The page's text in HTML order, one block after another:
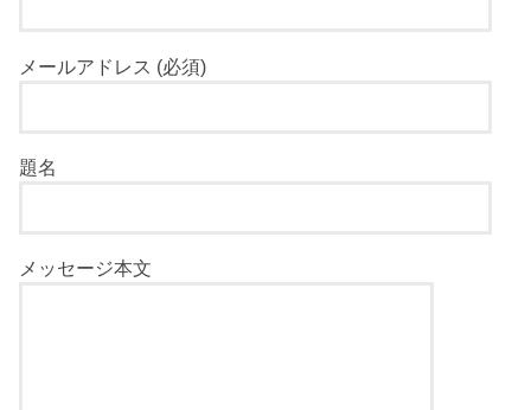
メールアドレス (必須)
題名
メッセージ本文